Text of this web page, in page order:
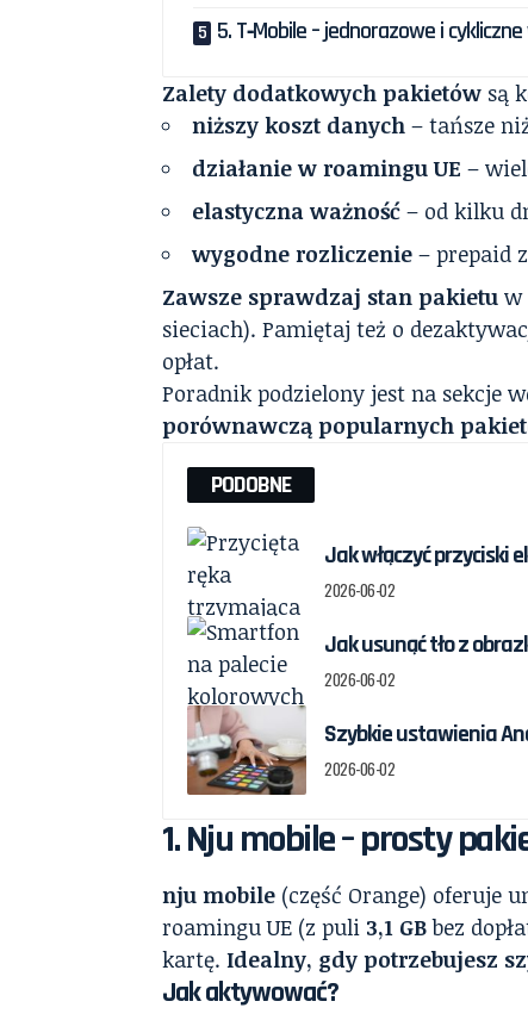
5. T‑Mobile – jednorazowe i
Zalety dodatkowych pakietów są
niższy koszt danych – tańsze
działanie w roamingu UE –
elastyczna ważność – od kilku
wygodne rozliczenie – prepaid
Zawsze sprawdzaj stan pakietu w
sieciach). Pamiętaj też o
opłat.
Poradnik podzielony jest na sekcje
porównawczą popularnych
PODOBNE
Jak włączyć przyciski
2026-06-02
Jak usunąć tło z
2026-06-02
Szybkie ustawienia
2026-06-02
1. Nju mobile – prosty
nju mobile (część Orange) oferuje
roamingu UE (z puli 3,1 GBbez
kartę.Idealny, gdy potrzebujesz
Jak aktywować?